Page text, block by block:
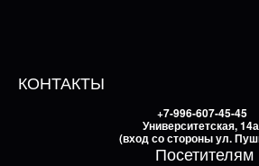
КОНТАКТЫ
+7-996-607-45-45
Университетская, 14а
(вход со стороны ул.
Посетителям